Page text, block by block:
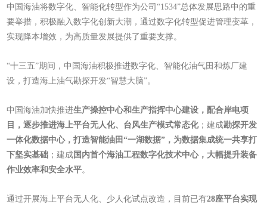
中国海油将数字化、智能化转型作为公司“1534”总体发展思路中的重
要举措，积极融入数字化创新大潮，通过数字化转型促进管理变革，
实现降本增效，为高质量发展提供了重要支撑。
“十三五”期间，中国海油积极推进数字化、智能化油气田和炼厂建
设，打造海上油气勘探开发“智慧大脑”。
中国海油加快推进生产操控中心和生产指挥中心建设，配合岸电项
目，逐步推进海上平台无人化、台风生产模式常态化；建成勘探开发
一体化数据中心，打造智能油田“一湖数据”，为数据集成统一共享打
下坚实基础 ；建成国内首个海油工程数字化技术中心，大幅提升装备
作业效率和安全水平。
通过开展海上平台无人化、少人化试点改造，目前已有28座平台实现